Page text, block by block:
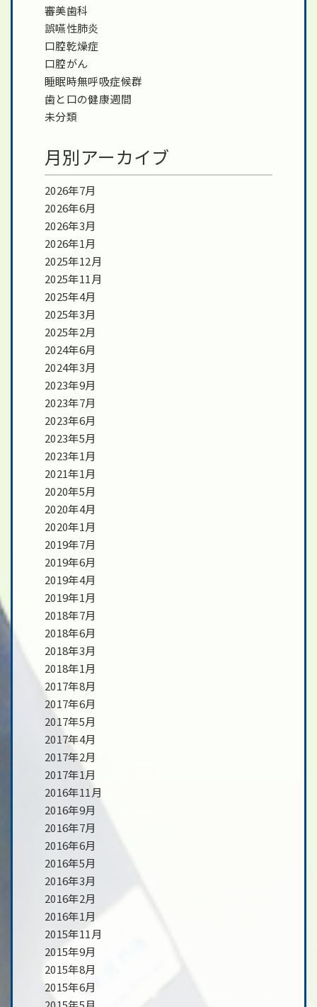
審美歯科
誤嚥性肺炎
口腔乾燥症
口腔がん
睡眠時無呼吸症候群
歯と口の健康週間
未分類
月別アーカイブ
2026年7月
2026年6月
2026年3月
2026年1月
2025年12月
2025年11月
2025年4月
2025年3月
2025年2月
2024年6月
2024年3月
2023年9月
2023年7月
2023年6月
2023年5月
2023年1月
2021年1月
2020年5月
2020年4月
2020年1月
2019年7月
2019年6月
2019年4月
2019年1月
2018年7月
2018年6月
2018年3月
2018年1月
2017年8月
2017年6月
2017年5月
2017年4月
2017年2月
2017年1月
2016年11月
2016年9月
2016年7月
2016年6月
2016年5月
2016年3月
2016年2月
2016年1月
2015年11月
2015年9月
2015年8月
2015年6月